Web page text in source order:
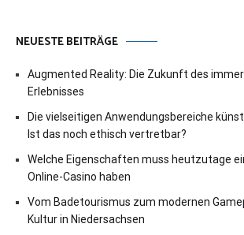
NEUESTE BEITRÄGE
Augmented Reality: Die Zukunft des
Erlebnisses
Die vielseitigen Anwendungsbereiche
Ist das noch ethisch vertretbar?
Welche Eigenschaften muss heutzutage
Online-Casino haben
Vom Badetourismus zum modernen
Kultur in Niedersachsen